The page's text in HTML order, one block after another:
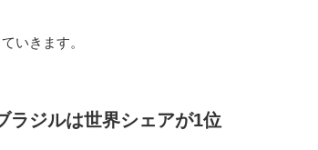
いきます。
ジルは世界シェアが1位